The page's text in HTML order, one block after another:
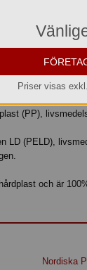
3L, för att
när man
(PP),
LD (PELD),
och är
Nordiska
Priser visas